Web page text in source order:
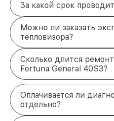
За какой срок
Можно ли заказать
тепловизора?
Сколько длится
Fortuna General 40S3?
Оплачивается ли
отдельно?